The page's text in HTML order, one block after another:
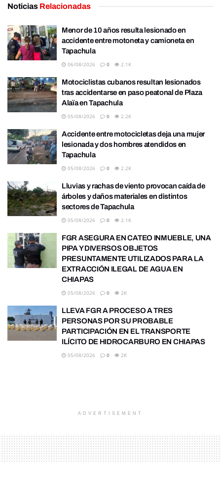
Noticias Relacionadas
Menor de 10 años resulta lesionado en
accidente entre motoneta y camioneta en
Tapachula
06/08/2026 0 2.1K
Motociclistas cubanos resultan lesionados
tras accidentarse en paso peatonal de Plaza
Alaïa en Tapachula
05/08/2026 0 2.2K
Accidente entre motocicletas deja una mujer
lesionada y dos hombres atendidos en
Tapachula
05/08/2026 0 2.2K
Lluvias y rachas de viento provocan caída de
árboles y daños materiales en distintos
sectores de Tapachula
05/08/2026 0 2.1K
FGR ASEGURA EN CATEO INMUEBLE, UNA
PIPA Y DIVERSOS OBJETOS
PRESUNTAMENTE UTILIZADOS PARA LA
EXTRACCIÓN ILEGAL DE AGUA EN
CHIAPAS
05/08/2026 0 2K
LLEVA FGR A PROCESO A TRES
PERSONAS POR SU PROBABLE
PARTICIPACIÓN EN EL TRANSPORTE
ILÍCITO DE HIDROCARBURO EN CHIAPAS
05/08/2026 0 2K
ADVERTISEMENT